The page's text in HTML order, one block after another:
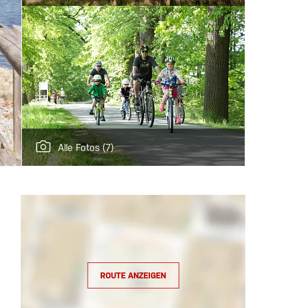
Alle Fotos (7)
ROUTE ANZEIGEN